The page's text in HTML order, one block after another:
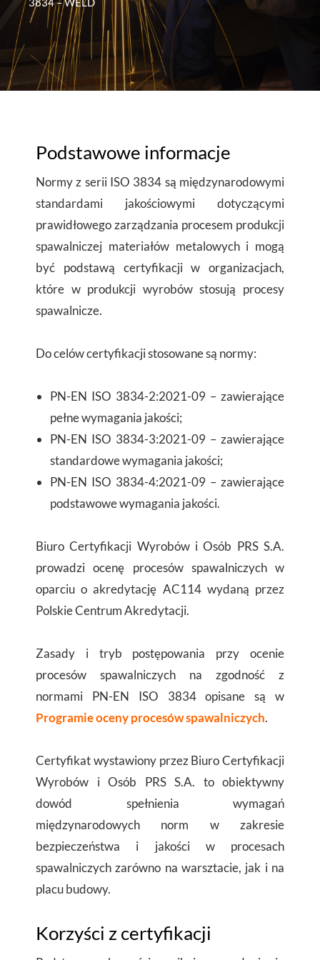
Podstawowe informacje
Normy z serii ISO 3834 są międzynarodowymi
standardami jakościowymi dotyczącymi
prawidłowego zarządzania procesem produkcji
spawalniczej materiałów metalowych i mogą
być podstawą certyfikacji w organizacjach,
które w produkcji wyrobów stosują procesy
spawalnicze.
Do celów certyfikacji stosowane są normy:
PN-EN ISO 3834-2:2021-09 – zawierające
pełne wymagania jakości;
PN-EN ISO 3834-3:2021-09 – zawierające
standardowe wymagania jakości;
PN-EN ISO 3834-4:2021-09 – zawierające
podstawowe wymagania jakości.
Biuro Certyfikacji Wyrobów i Osób PRS S.A.
prowadzi ocenę procesów spawalniczych w
oparciu o akredytację AC114 wydaną przez
Polskie Centrum Akredytacji.
Zasady i tryb postępowania przy ocenie
procesów spawalniczych na zgodność z
normami PN-EN ISO 3834 opisane są w
Programie oceny procesów spawalniczych.
Certyfikat wystawiony przez Biuro Certyfikacji
Wyrobów i Osób PRS S.A. to obiektywny
dowód spełnienia wymagań
międzynarodowych norm w zakresie
bezpieczeństwa i jakości w procesach
spawalniczych zarówno na warsztacie, jak i na
placu budowy.
Korzyści z certyfikacji